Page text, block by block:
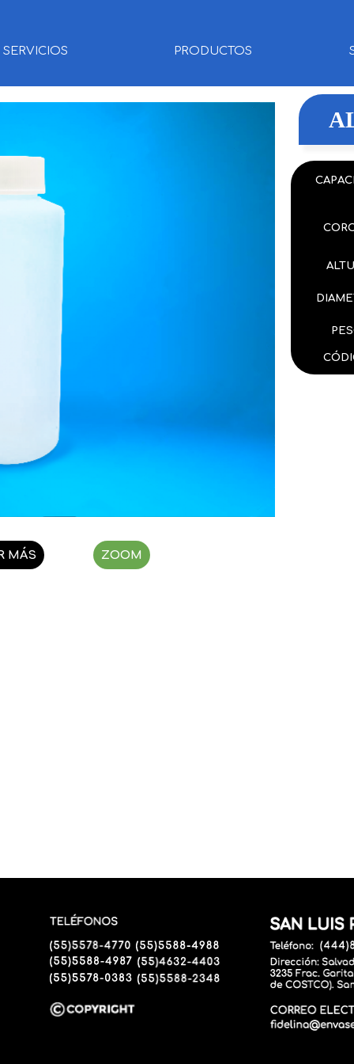
SERVICIOS PRODUCTOS
MÁS ZOOM